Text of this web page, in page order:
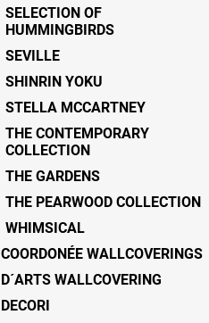
SELECTION OF
HUMMINGBIRDS
SEVILLE
SHINRIN YOKU
STELLA MCCARTNEY
THE CONTEMPORARY
COLLECTION
THE GARDENS
THE PEARWOOD COLLECTION
WHIMSICAL
COORDONÉE WALLCOVERINGS
D´ARTS WALLCOVERING
DECORI